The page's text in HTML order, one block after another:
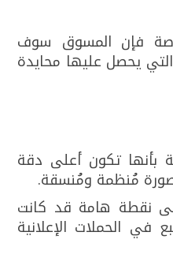
فإن المسوق سوف
يحصل عليها محايدة
بأنها تكون أعلى دقة
مُنظمة ومُنسقة.
نقطة هامة قد كانت
الحملات الإعلانية